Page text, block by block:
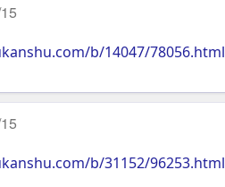
b/14047/78056.html
b/31152/96253.html